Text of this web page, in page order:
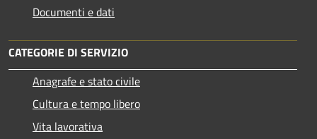
Documenti e dati
CATEGORIE DI SERVIZIO
Anagrafe e stato civile
Cultura e tempo libero
Vita lavorativa